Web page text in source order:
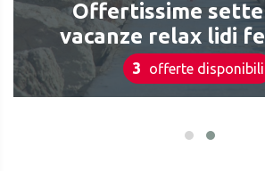
Offertissime
vacanze relax lidi
3 offerte disponibili